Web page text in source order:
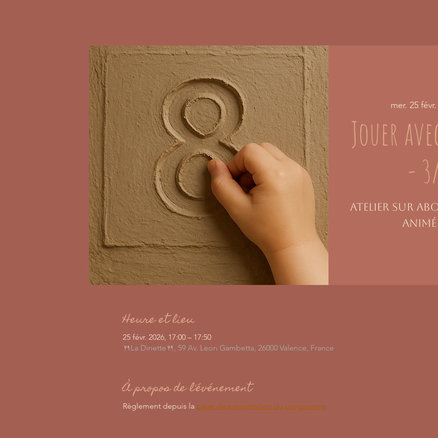
mer. 25 févr.
Jouer
-
Atelier sur
Heure et lieu
25 févr. 2026, 17:00 – 17:50
🍴La Dinette🍴, 59 Av. Leon Gambetta, 26000 Valence, France
À propos de l'événement
Règlement depuis la page de présentation du programme